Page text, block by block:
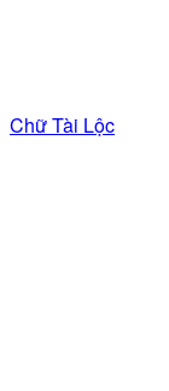
Chữ Tài Lộc